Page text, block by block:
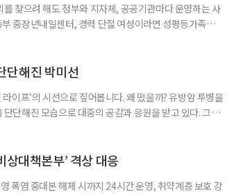
찾으려 해도 정부와 지자체, 공공기관마다 운영하는 사
중장년내일센터, 경력 단절 여성이라면 성평등가족부
구직활동이 쉽지 않은 사람을 위한 제도다. 개인별 취
단해진 박미선
이프’의 시선으로 짚어봅니다. 왜 떴을까? 유방암 투병을
단해진 모습으로 대중의 공감과 응원을 받고 있다. 그러
있는 말솜씨와 공감 능력으로
대책본부’ 격상 대응
폭염 중대본 해제 시까지 24시간 운영, 취약계층 보호 강